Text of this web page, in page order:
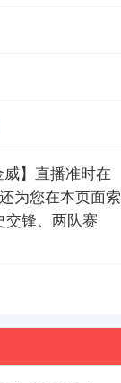
】直播准时在
为您在本页面索
锋、两队赛